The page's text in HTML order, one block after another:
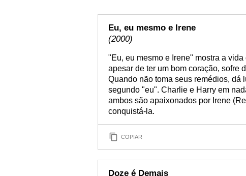
Eu, eu mesmo e Irene
(2000)
"Eu, eu mesmo e Irene" mostra a
apesar de ter um bom coração, sofre
Quando não toma seus remédios, dá
segundo "eu". Charlie e Harry em
ambos são apaixonados por Irene
conquistá-la.
COPIAR
Doze é Demais